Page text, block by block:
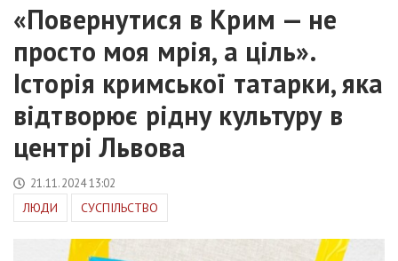
«Повернутися в Крим — не
просто моя мрія, а ціль».
Історія кримської татарки, яка
відтворює рідну культуру в
центрі Львова
21.11.2024 13:02
ЛЮДИ СУСПІЛЬСТВО